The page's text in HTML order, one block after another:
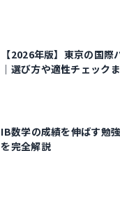
【2026年版】東京の国
｜選び方や適性チェック
IB数学の成績を伸ばす勉
を完全解説